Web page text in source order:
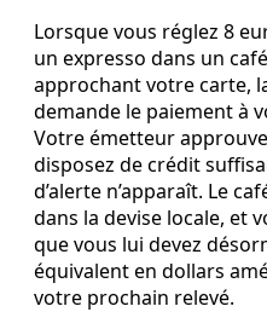
Lorsque vous réglez 8
un expresso dans un
approchant votre carte,
demande le paiement à
Votre émetteur
disposez de crédit
d’alerte n’apparaît. Le
dans la devise locale, et
que vous lui devez
équivalent en dollars
votre prochain relevé.